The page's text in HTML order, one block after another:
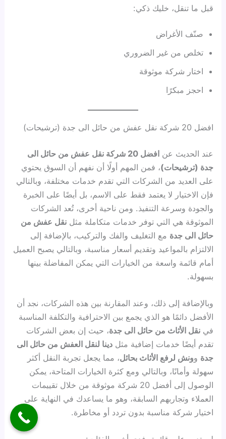
قبل ما تنقل، خليك ذكي:
صنّف الأغراض
تخلص من غير الضروري
اختار شركة موثوقة
احجز مبكرًا
افضل 20 شركة نقل عفش من حائل الى جدة (ترشيحات)
عند الحديث عن
افضل 20 شركة نقل عفش من حائل الى
جدة (ترشيحات)، فمن المهم أولًا أن نفهم أن السوق يحتوي
على العديد من الشركات التي تقدم خدمات مختلفة، وبالتالي
فإن الاختيار لا يعتمد فقط على الاسم، بل أيضًا على الخبرة
والجودة وسرعة التنفيذ. ومن ناحية أخرى، تُعد الشركات
الموثوقة هي التي توفر خدمات متكاملة مثلنقل عفش من
حائل الى جدة مع التغليف والفك والتركيب، بالإضافة إلى
الالتزام بالمواعيد وتقديم أسعار مناسبة، وبالتالي يصبح العميل
أمام قائمة واسعة من الخيارات التي يمكن المفاضلة بينها
بسهولة.
وبالإضافة إلى ذلك، وعند المقارنة بين هذه الشركات، نجد أن
الأفضل دائمًا هو الذي يجمع بين الاحترافية والتكلفة المناسبة
فينقل الأثاث من حائل الى جدة، حيث إن بعض الشركات
تقدم أيضًا خدمات إضافية مثلدينا لنقل العفش من حائل الى
جدة وونش لرفع الأثاث بحائل، مما يجعل تجربة النقل أكثر
سهولة وأمانًا، وبالتالي ومع كثرة الخيارات المتاحة، يمكن
الوصول إلى أفضل 20 شركة موثوقة من خلال تقييمات
العملاء وتجاربهم السابقة، وهو ما يساعدك في النهاية على
اختيار شركة مناسبة بدون تردد أو مخاطرة.